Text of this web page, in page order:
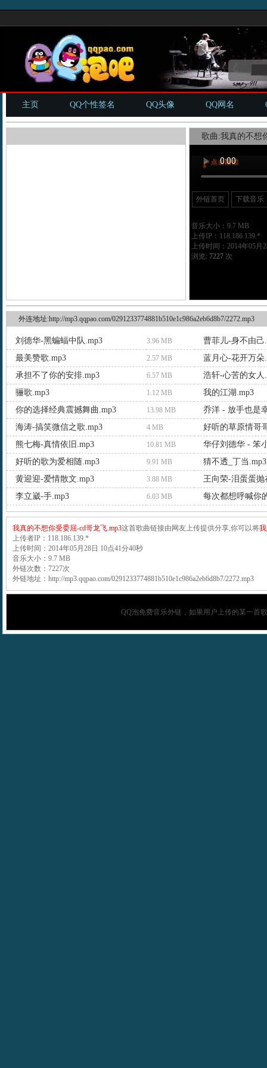
主页 QQ个性签名 QQ头像 QQ网名
歌曲:我真的不想
外链首页 下载音乐
音乐大小：9.7 MB
上传IP：118.186.139.*
上传时间：2014年05月
浏览: 7227次
外连地址:http://mp3.qqpao.com/0291233774881b510e1c986a2eb6d8b7/2272.mp3
刘德华-黑蝙蝠中队.mp3 3.96 MB
曹菲儿-身不由己
最美赞歌.mp3
2.57 MB
蓝月心-花开万朵
承担不了你的安排.mp3
6.57 MB
浩轩-心苦的女人
骊歌.mp3
1.12 MB
我的江湖.mp3
你的选择经典震撼舞曲.mp3
13.98 MB
乔洋 - 放手也是
海涛-搞笑微信之歌.mp3
4 MB
好听的草原情哥
熊七梅-真情依旧.mp3
10.81 MB
华仔刘德华 - 笨
好听的歌为爱相随.mp3
9.91 MB
猜不透_丁当.mp3
黄迎迎-爱情散文.mp3
3.88 MB
李立崴-手.mp3 6.03 MB 每次都想呼喊你
我真的不想你受委屈-cd哥龙飞.mp3这首歌曲链接由网友上传提供分享,你可以将
上传者IP：118.186.139.*
上传时间：2014年05月28日 10点41分40秒
音乐大小：9.7 MB
外链次数：7227次
外链地址：http://mp3.qqpao.com/0291233774881b510e1c986a2eb6d8b7/2272.mp3
QQ泡免费音乐外链，如果用户上传的某一首